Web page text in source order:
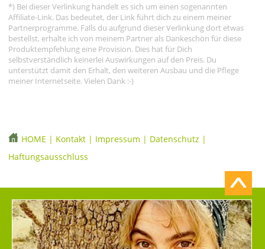
*) Bei dieser Verlinkung handelt es sich um einen sogenannten
Affiliate-Link. Das bedeutet, der Link führt dich zu einem meiner
Partnerprogramme. Falls du aufgrund dieser Verlinkung dort etwas
bestellst, erhalte ich von meinem Partner als Dankeschön für diese
Produktempfehlung eine Provision. Dies hat für Dich
selbstverständlich keinerlei Auswirkungen auf den Preis. Du
unterstützt damit den Erhalt, den weiteren Ausbau und die Pflege
meiner Internetseite. Vielen Dank :-)
HOME | Kontakt | Impressum | Datenschutz |
Haftungsausschluss